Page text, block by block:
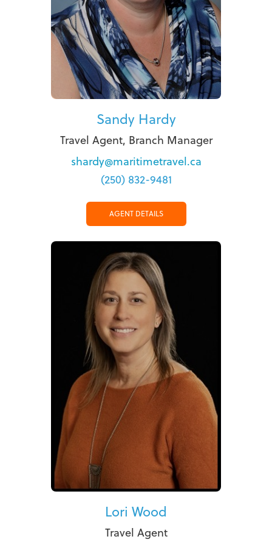
Sandy Hardy
Travel Agent, Branch Manager
shardy@maritimetravel.ca
(250) 832-9481
AGENT DETAILS
Lori Wood
Travel Agent